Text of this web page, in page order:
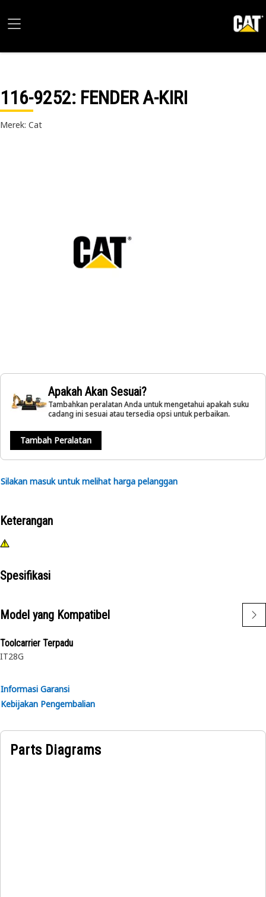
116-9252: FENDER A-KIRI
Merek: Cat
Apakah Akan Sesuai?
Tambahkan peralatan Anda untuk mengetahui apakah suku
cadang ini sesuai atau tersedia opsi untuk perbaikan.
Tambah Peralatan
Silakan masuk untuk melihat harga pelanggan
Keterangan
Spesifikasi
Model yang Kompatibel
Toolcarrier Terpadu
IT28G
Informasi Garansi
Kebijakan Pengembalian
Parts Diagrams